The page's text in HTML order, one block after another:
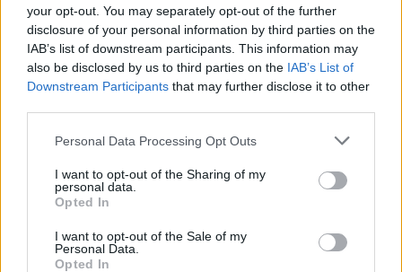
your opt-out. You may separately opt-out of the further
disclosure of your personal information by third parties on the
IAB’s list of downstream participants. This information may
also be disclosed by us to third parties on the IAB’s List of
Downstream Participants that may further disclose it to other
Personal Data Processing Opt Outs
I want to opt-out of the Sharing of my
personal data.
Opted In
I want to opt-out of the Sale of my
Personal Data.
Opted In
Η Chery επενδύει 75 εκατ. δολάρια στην KG Mobility
Το FIAT 500 Hybrid τώρα από
Ατρόμητος και Novibet
συνεργασίας τους μέχρι το
18η συνεχόμενη χρονιά για τον ΟΤΕ στη διεθνή σειρά δεικτών
FTSE4Good